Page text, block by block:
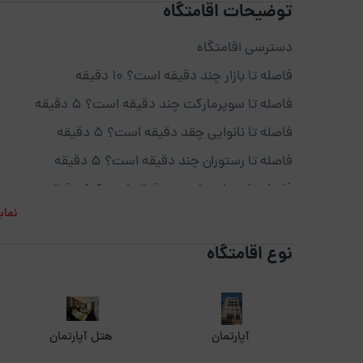
توضیحات اقامتگاه
دسترسی اقامتگاه
فاصله تا بازار چند دقیقه است؟ 10 دقیقه
فاصله تا سوپرمارکت چند دقیقه است؟ 5 دقیقه
فاصله تا نانوایی چقد دقیقه است؟ 5 دقیقه
فاصله تا رستوران چند دقیقه است؟ 5 دقیقه
فاصله تا بیمارستان چنددقیقه است؟ 5 دقیقه
فاصله تا پاساژ چنددقیقه است؟5 دقیقه
فاصله تا فرودگاه چنددقیقه است؟ 30 دقیقه
فاصله تا دسترسی های حمل ونقل چنددقیقه است ؟ 10 دقیقه
نوع اقامتگاه
آپارتمان هتل آپارتمان